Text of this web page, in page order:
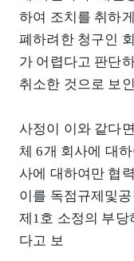
하여 조치를 취하
폐하려한 청구인
가 어렵다고 판단
취소한 것으로 보
사정이 이와 같다
체 6개 회사에 대
사에 대하여만 협
이를 독점규제및
제1호 소정의 부
다고 보